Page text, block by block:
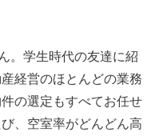
。学生時代の友達に紹
経営のほとんどの業務
の選定もすべてお任せ
、空室率がどんどん高